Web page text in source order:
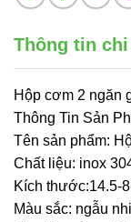
Thông tin
Hộp cơm 2 ngăn
Thông Tin Sản
Tên sản phẩm:
Chất liệu: inox
Kích thước:14.5-
Màu sắc: ngẫu